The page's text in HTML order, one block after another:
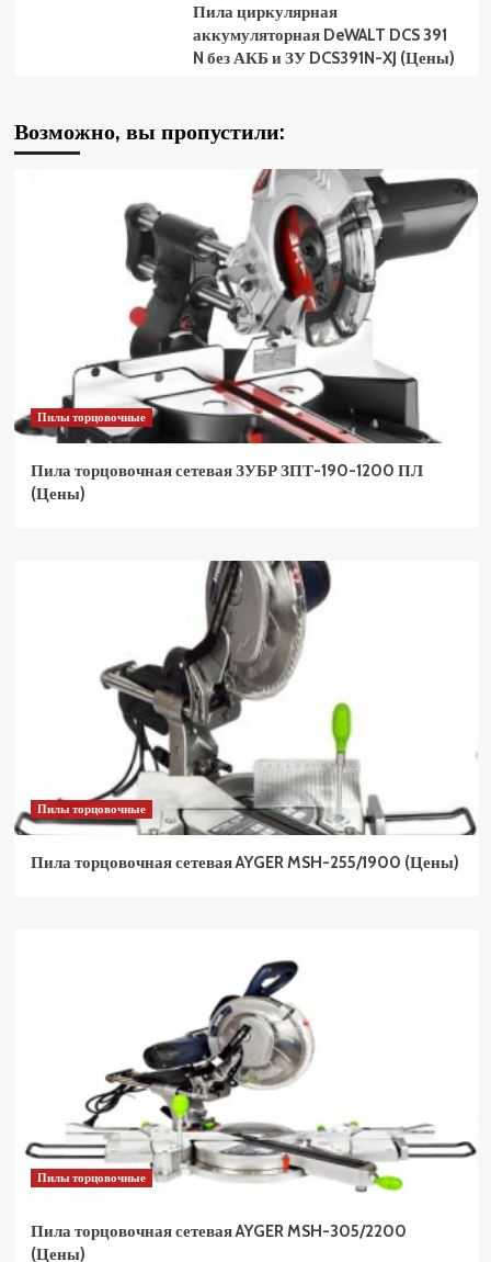
Пила циркулярная
аккумуляторная DeWALT DCS 391
N без АКБ и ЗУ DCS391N-XJ (Цены)
Возможно, вы пропустили:
Пилы торцовочные
Пила торцовочная сетевая ЗУБР ЗПТ-190-1200 ПЛ
(Цены)
Пилы торцовочные
Пила торцовочная сетевая AYGER MSH-255/1900 (Цены)
Пилы торцовочные
Пила торцовочная сетевая AYGER MSH-305/2200
(Цены)